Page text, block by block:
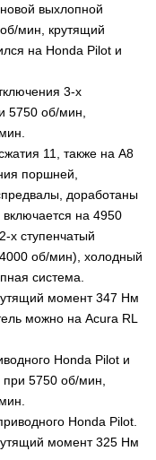
выхлопной
мин, крутящий
на Honda Pilot и
3-х
5750 об/мин,
11, также на A8
поршней,
доработаны
на 4950
х ступенчатый
об/мин), холодный
система.
момент 347 Нм
можно на Acura RL
Honda Pilot и
при 5750 об/мин,
Honda Pilot.
момент 325 Нм